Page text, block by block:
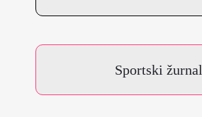
Sportski žurnal